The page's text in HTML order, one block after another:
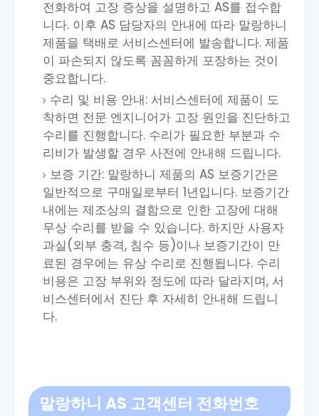
전화하여 고장 증상을 설명하고 AS를 접수합
니다. 이후 AS 담당자의 안내에 따라 말랑하니
제품을 택배로 서비스센터에 발송합니다. 제품
이 파손되지 않도록 꼼꼼하게 포장하는 것이
중요합니다.
수리 및 비용 안내: 서비스센터에 제품이 도
착하면 전문 엔지니어가 고장 원인을 진단하고
수리를 진행합니다. 수리가 필요한 부분과 수
리비가 발생할 경우 사전에 안내해 드립니다.
보증 기간: 말랑하니 제품의 AS 보증기간은
일반적으로 구매일로부터 1년입니다. 보증기간
내에는 제조상의 결함으로 인한 고장에 대해
무상 수리를 받을 수 있습니다. 하지만 사용자
과실(외부 충격, 침수 등)이나 보증기간이 만
료된 경우에는 유상 수리로 진행됩니다. 수리
비용은 고장 부위와 정도에 따라 달라지며, 서
비스센터에서 진단 후 자세히 안내해 드립니
다.
말랑하니 AS 고객센터 전화번호